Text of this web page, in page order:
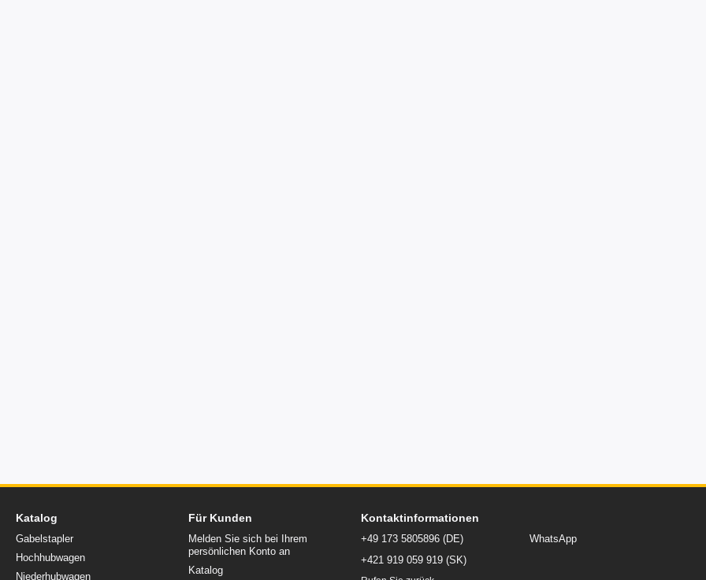
Katalog
Gabelstapler
Hochhubwagen
Niederhubwagen
Für Kunden
Melden Sie sich bei Ihrem
persönlichen Konto an
Katalog
Kontaktinformationen
+49 173 5805896 (DE)
+421 919 059 919 (SK)
WhatsApp